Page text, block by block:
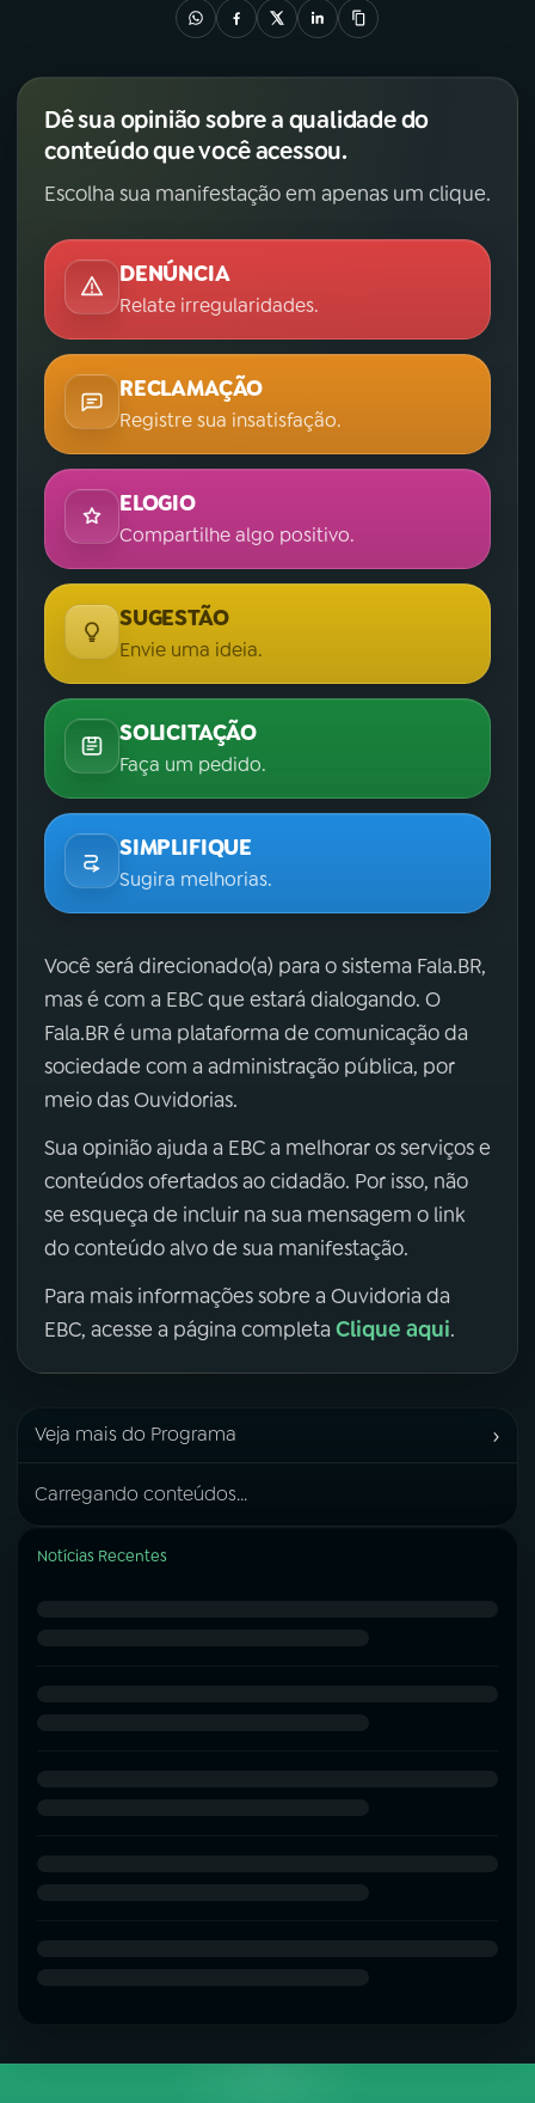
Dê sua opinião sobre a qualidade do
conteúdo que você acessou.
Escolha sua manifestação em apenas um clique.
DENÚNCIA
Relate irregularidades.
RECLAMAÇÃO
Registre sua insatisfação.
ELOGIO
Compartilhe algo positivo.
SUGESTÃO
Envie uma ideia.
SOLICITAÇÃO
Faça um pedido.
SIMPLIFIQUE
Sugira melhorias.
Você será direcionado(a) para o sistema Fala.BR,
mas é com a EBC que estará dialogando. O
Fala.BR é uma plataforma de comunicação da
sociedade com a administração pública, por
meio das Ouvidorias.
Sua opinião ajuda a EBC a melhorar os serviços e
conteúdos ofertados ao cidadão. Por isso, não
se esqueça de incluir na sua mensagem o link
do conteúdo alvo de sua manifestação.
Para mais informações sobre a Ouvidoria da
EBC, acesse a página completa Clique aqui.
Veja mais do Programa ›
Carregando conteúdos...
Notícias Recentes